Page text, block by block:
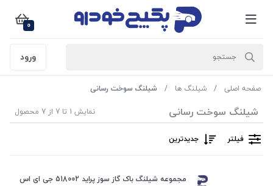
0
ورود
صفحه اصلی شیلنگ ها شیلنگ سوخت رسانی
شیلنگ سوخت رسانی نمایش 1 تا 7 از 7 محصول
فیلتر جدیدترین
مجموعه شیلنگ باک گاز سوز پراید 518002 جی ای اس